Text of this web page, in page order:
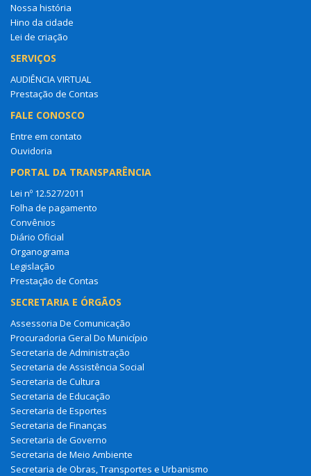
Nossa história
Hino da cidade
Lei de criação
SERVIÇOS
AUDIÊNCIA VIRTUAL
Prestação de Contas
FALE CONOSCO
Entre em contato
Ouvidoria
PORTAL DA TRANSPARÊNCIA
Lei nº 12.527/2011
Folha de pagamento
Convênios
Diário Oficial
Organograma
Legislação
Prestação de Contas
SECRETARIA E ÓRGÃOS
Assessoria De Comunicação
Procuradoria Geral Do Município
Secretaria de Administração
Secretaria de Assistência Social
Secretaria de Cultura
Secretaria de Educação
Secretaria de Esportes
Secretaria de Finanças
Secretaria de Governo
Secretaria de Meio Ambiente
Secretaria de Obras, Transportes e Urbanismo